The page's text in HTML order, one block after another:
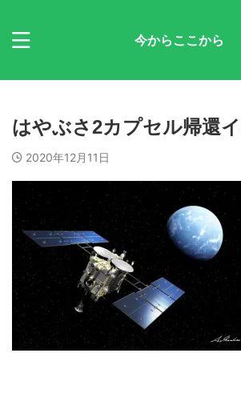
今からここから
はやぶさ2カプセル帰還
2020年12月11日